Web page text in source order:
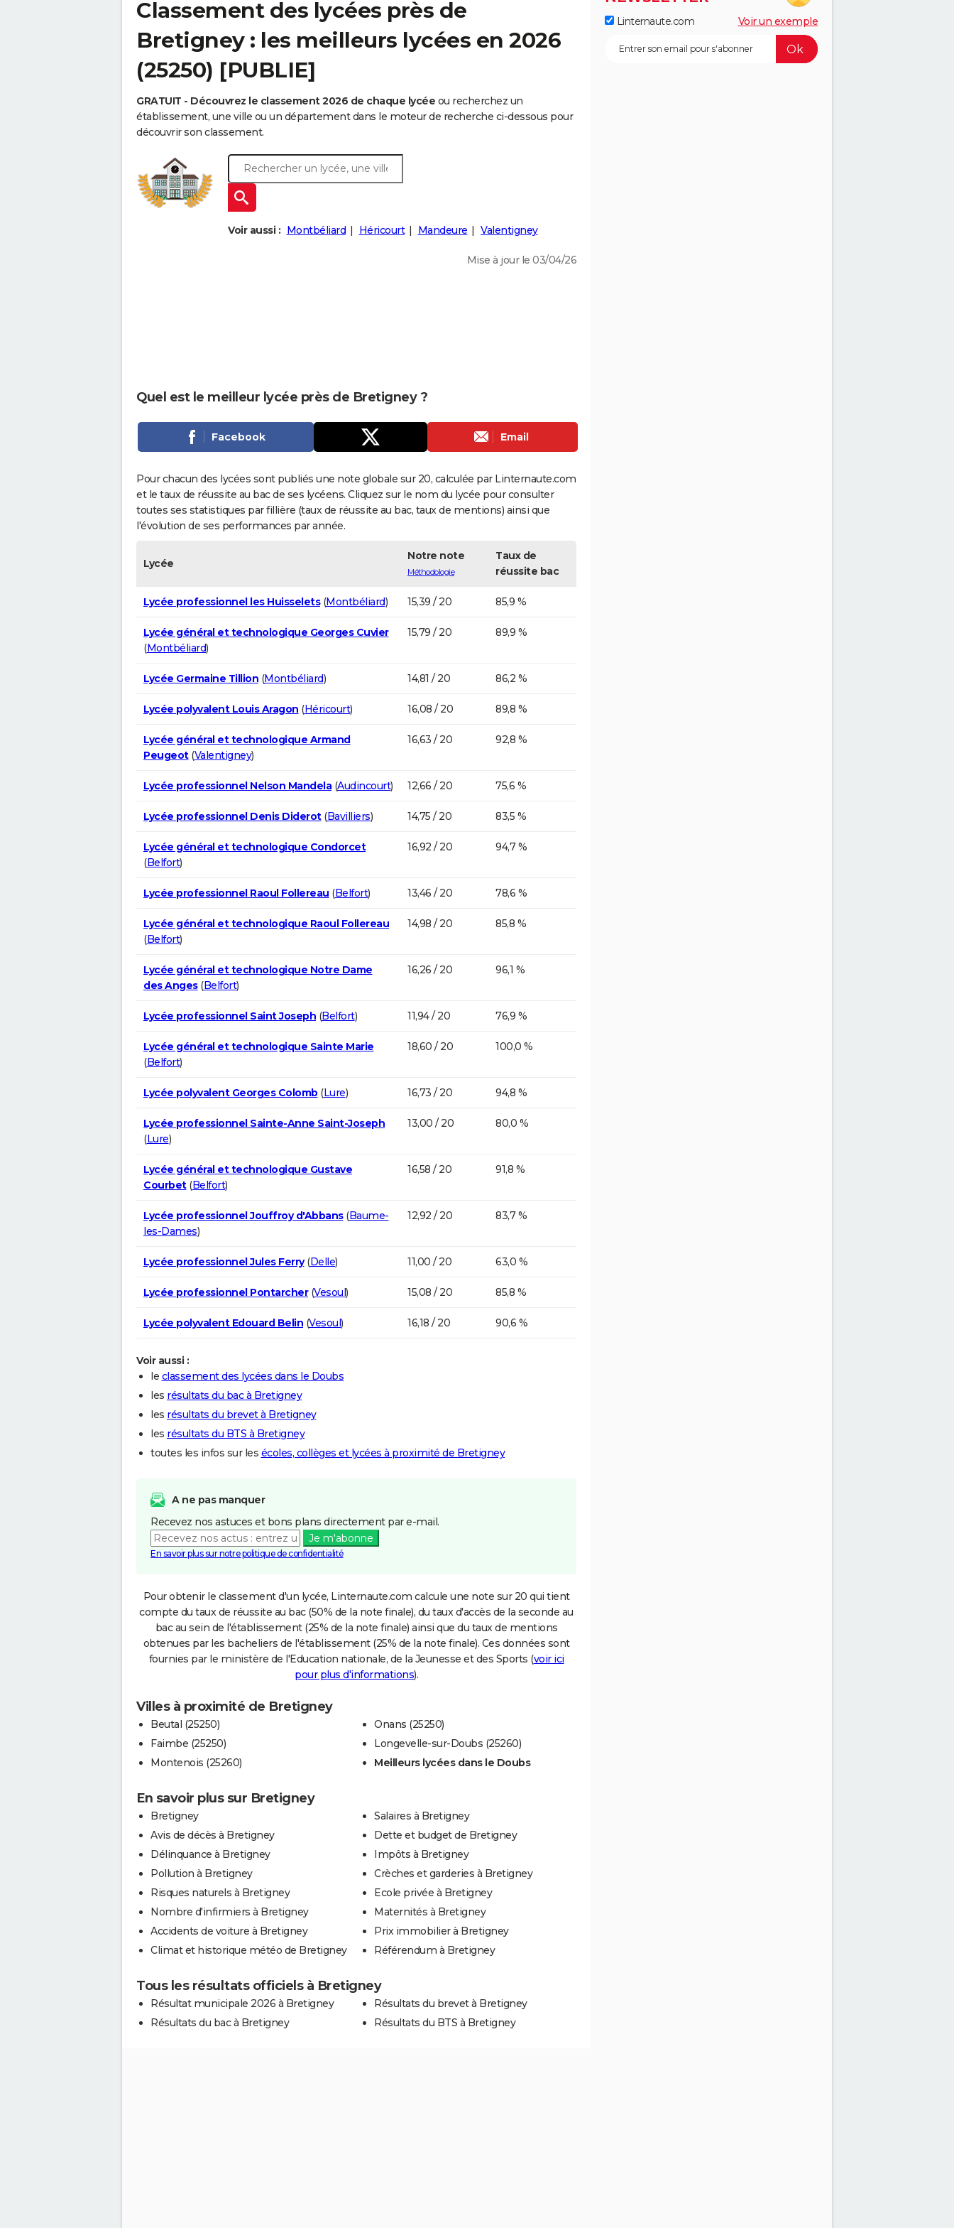
Classement des lycées près de
Bretigney : les meilleurs lycées en 2026
(25250) [PUBLIE]
GRATUIT - Découvrez le classement 2026 de chaque lycée ou recherchez un
établissement, une ville ou un département dans le moteur de recherche ci-dessous pour
découvrir son classement.
Voir aussi : Montbéliard Héricourt Mandeure Valentigney
Mise à jour le 03/04/26
Quel est le meilleur lycée près de Bretigney ?
Facebook Email
Pour chacun des lycées sont publiés une note globale sur 20, calculée par Linternaute.com
et le taux de réussite au bac de ses lycéens. Cliquez sur le nom du lycée pour consulter
toutes ses statistiques par fillière (taux de réussite au bac, taux de mentions) ainsi que
l'évolution de ses performances par année.
Lycée
Notre note
Méthodologie
Taux de
réussite bac
Lycée professionnel les Huisselets(Montbéliard) 15,39 / 20 85,9 %
Lycée général et technologique Georges Cuvier
(Montbéliard)
15,79 / 20 89,9 %
Lycée Germaine Tillion (Montbéliard) 14,81 / 20 86,2 %
Lycée polyvalent Louis Aragon (Héricourt) 16,08 / 20 89,8 %
Lycée général et technologique Armand
Peugeot(Valentigney)
16,63 / 20 92,8 %
Lycée professionnel Nelson Mandela(Audincourt) 12,66 / 20 75,6 %
Lycée professionnel Denis Diderot(Bavilliers) 14,75 / 20 83,5 %
Lycée général et technologique Condorcet
(Belfort)
16,92 / 20 94,7 %
Lycée professionnel Raoul Follereau (Belfort) 13,46 / 20 78,6 %
Lycée général et technologique Raoul Follereau
(Belfort)
14,98 / 20 85,8 %
Lycée général et technologique Notre Dame
des Anges(Belfort)
16,26 / 20 96,1 %
Lycée professionnel Saint Joseph (Belfort) 11,94 / 20 76,9 %
Lycée général et technologique Sainte Marie
(Belfort)
18,60 / 20 100,0 %
Lycée polyvalent Georges Colomb (Lure) 16,73 / 20 94,8 %
Lycée professionnel Sainte-Anne Saint-Joseph
(Lure)
13,00 / 20 80,0 %
Lycée général et technologique Gustave
Courbet(Belfort)
16,58 / 20 91,8 %
Lycée professionnel Jouffroy d'Abbans(Baume-
les-Dames)
12,92 / 20 83,7 %
Lycée professionnel Jules Ferry(Delle) 11,00 / 20 63,0 %
Lycée professionnel Pontarcher(Vesoul) 15,08 / 20 85,8 %
Lycée polyvalent Edouard Belin (Vesoul) 16,18 / 20 90,6 %
Voir aussi :
le classement des lycées dans le Doubs
les résultats du bac à Bretigney
les résultats du brevet à Bretigney
les résultats du BTS à Bretigney
toutes les infos sur les écoles, collèges et lycées à proximité de Bretigney
A ne pas manquer
Recevez nos astuces et bons plans directement par e-mail.
Je m'abonne
En savoir plus sur notre politique de confidentialité
Pour obtenir le classement d'un lycée, Linternaute.com calcule une note sur 20 qui tient
compte du taux de réussite au bac (50% de la note finale), du taux d'accès de la seconde au
bac au sein de l'établissement (25% de la note finale) ainsi que du taux de mentions
obtenues par les bacheliers de l'établissement (25% de la note finale). Ces données sont
fournies par le ministère de l'Education nationale, de la Jeunesse et des Sports (voir ici
pour plus d'informations).
Villes à proximité de Bretigney
Beutal (25250)
Faimbe (25250)
Montenois (25260)
Onans (25250)
Longevelle-sur-Doubs (25260)
Meilleurs lycées dans le Doubs
En savoir plus sur Bretigney
Bretigney
Avis de décès à Bretigney
Délinquance à Bretigney
Pollution à Bretigney
Risques naturels à Bretigney
Nombre d'infirmiers à Bretigney
Accidents de voiture à Bretigney
Climat et historique météo de Bretigney
Salaires à Bretigney
Dette et budget de Bretigney
Impôts à Bretigney
Crèches et garderies à Bretigney
Ecole privée à Bretigney
Maternités à Bretigney
Prix immobilier à Bretigney
Référendum à Bretigney
Tous les résultats officiels à Bretigney
Résultat municipale 2026 à Bretigney
Résultats du bac à Bretigney
Résultats du brevet à Bretigney
Résultats du BTS à Bretigney
Linternaute.com Voir un exemple